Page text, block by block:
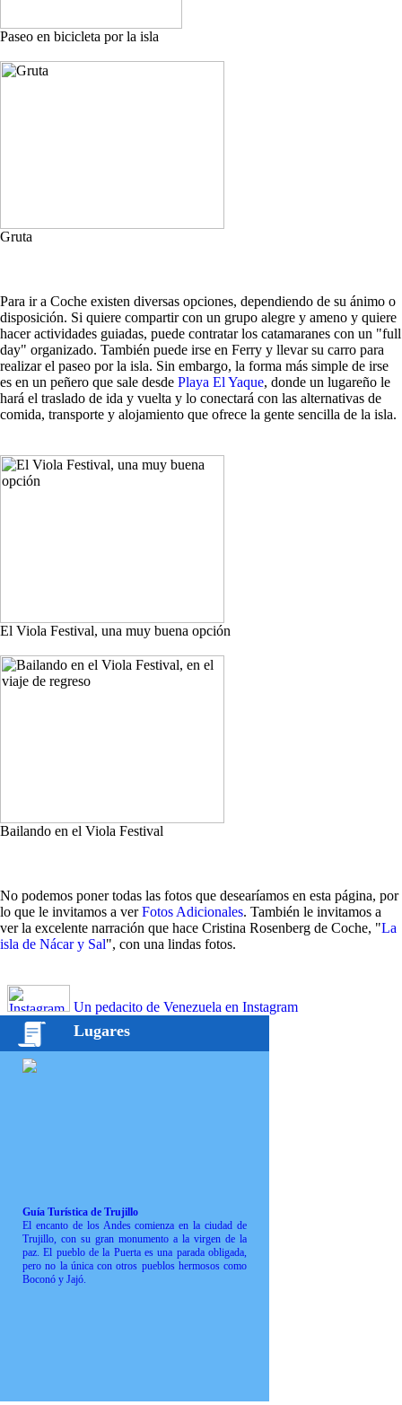
Paseo en bicicleta por la isla
Gruta
Para ir a Coche existen diversas opciones, dependiendo de su ánimo o
disposición. Si quiere compartir con un grupo alegre y ameno y quiere
hacer actividades guiadas, puede contratar los catamaranes con un "full
day" organizado. También puede irse en Ferry y llevar su carro para
realizar el paseo por la isla. Sin embargo, la forma más simple de irse
es en un peñero que sale desde Playa El Yaque, donde un lugareño le
hará el traslado de ida y vuelta y lo conectará con las alternativas de
comida, transporte y alojamiento que ofrece la gente sencilla de la isla.
El Viola Festival, una muy buena opción
Bailando en el Viola Festival
No podemos poner todas las fotos que desearíamos en esta página, por
lo que le invitamos a verFotos Adicionales. También le invitamos a
ver la excelente narración que hace Cristina Rosenberg de Coche, "La
isla de Nácar y Sal", con una lindas fotos.
Un pedacito de Venezuela en Instagram
Lugares
Guía Turística de Trujillo
El encanto de los Andes comienza en la ciudad de
Trujillo, con su gran monumento a la virgen de la
paz. El pueblo de la Puerta es una parada obligada,
pero no la única con otros pueblos hermosos como
Boconó y Jajó.